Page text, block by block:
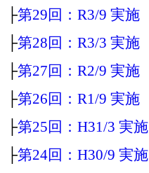
├第29回：R3/9 実施
├第28回：R3/3 実施
├第27回：R2/9 実施
├第26回：R1/9 実施
├第25回：H31/3 実施
├第24回：H30/9 実施